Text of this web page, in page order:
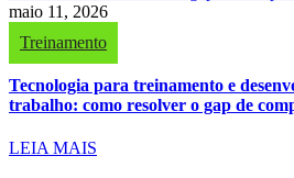
maio 11, 2026
Treinamento
Tecnologia para treinamento e
trabalho: como resolver o gap de
LEIA MAIS